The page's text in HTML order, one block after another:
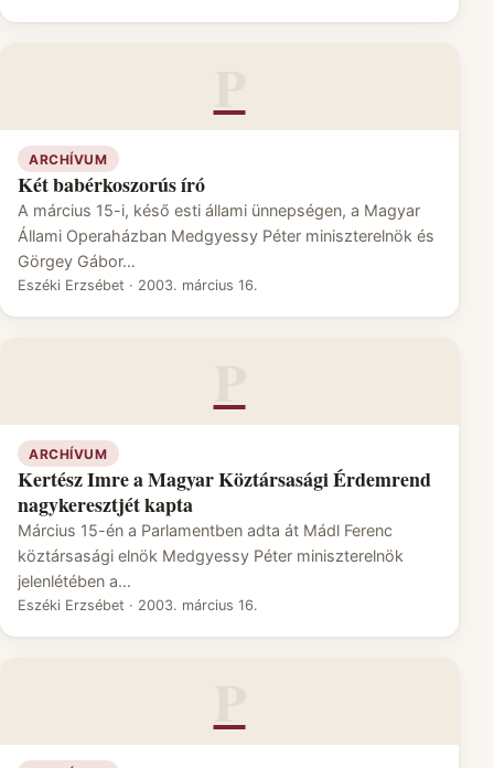
ARCHÍVUM
Két babérkoszorús író
A március 15-i, késő esti állami ünnepségen, a Magyar
Állami Operaházban Medgyessy Péter miniszterelnök és
Görgey Gábor…
Eszéki Erzsébet · 2003. március 16.
ARCHÍVUM
Kertész Imre a Magyar Köztársasági Érdemrend
nagykeresztjét kapta
Március 15-én a Parlamentben adta át Mádl Ferenc
köztársasági elnök Medgyessy Péter miniszterelnök
jelenlétében a…
Eszéki Erzsébet · 2003. március 16.